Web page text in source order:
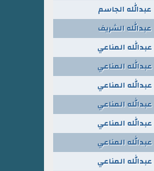
عبدالله الجاسم
عبدالله الشريف
عبدالله المناعي
عبدالله المناعي
عبدالله المناعي
عبدالله المناعي
عبدالله المناعي
عبدالله المناعي
عبدالله المناعي